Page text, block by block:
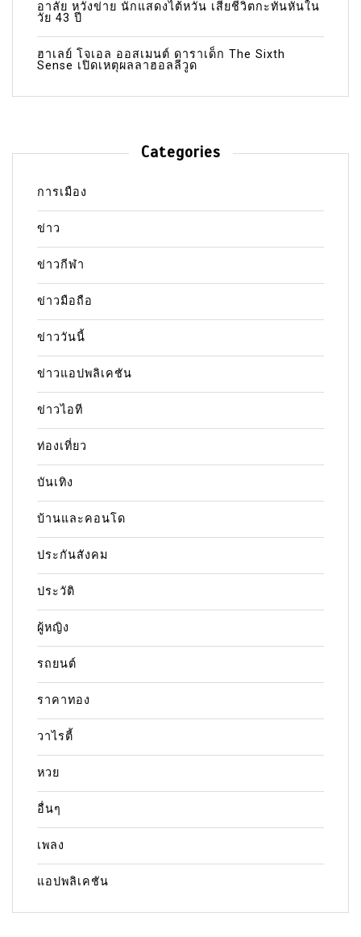
อาลัย หวังข่าย นักแสดงไต้หวัน เสียชีวิตกะทันหันใน
วัย 43 ปี
ฮาเลย์ โจเอล ออสเมนต์ ดาราเด็ก The Sixth
Sense เปิดเหตุผลลาฮอลลีวูด
Categories
การเมือง
ข่าว
ข่าวกีฬา
ข่าวมือถือ
ข่าววันนี้
ข่าวแอปพลิเคชัน
ข่าวไอที
ท่องเที่ยว
บันเทิง
บ้านและคอนโด
ประกันสังคม
ประวัติ
ผู้หญิง
รถยนต์
ราคาทอง
วาไรตี้
หวย
อื่นๆ
เพลง
แอปพลิเคชัน